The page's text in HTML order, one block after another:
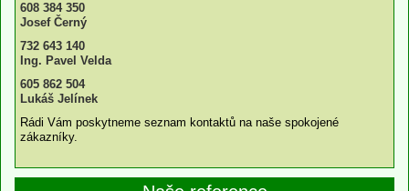
608 384 350
Josef Černý
732 643 140
Ing. Pavel Velda
605 862 504
Lukáš Jelínek
Rádi Vám poskytneme seznam kontaktů na naše spokojené
zákazníky.